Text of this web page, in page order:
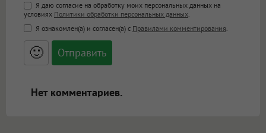
Поддержка HTML
<b>, <strong>, <u>, <i>, <em>, <s>, <big>,
<small>, <sup>, <sub>, <pre>, <ul>, <ol>, <li>,
<blockquote>, <code> экранирует HTML,
адреса URL автоматически становятся
ссылками, и [img]адрес[/img] будет
Я даю согласие на обработку моих персональных данных на
условиях Политики обработки персональных данных
Я ознакомлен(а) и согласен(а) с Правилами комментирования
🙂
Нет комментариев.